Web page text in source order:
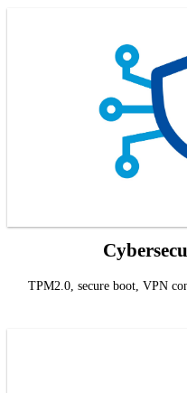
TPM2.0, secure boot, VPN